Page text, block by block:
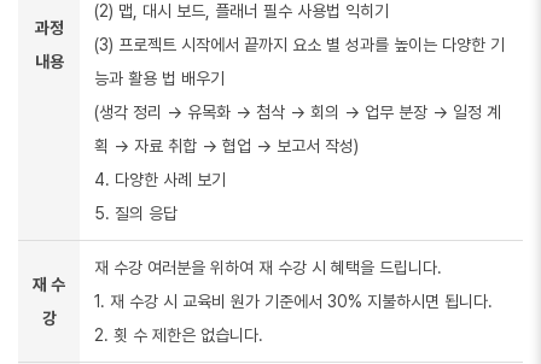
과정
내용
(2) 맵, 대시 보드, 플래너 필수 사용법 익히기
(3) 프로젝트 시작에서 끝까지 요소 별 성과를 높이는 다양한 기
능과 활용 법 배우기
(생각 정리 → 유목화 → 첨삭 → 회의 → 업무 분장 → 일정 계
획 → 자료 취합 → 협업 → 보고서 작성)
4. 다양한 사례 보기
5. 질의 응답
재 수
강
재 수강 여러분을 위하여 재 수강 시 혜택을 드립니다.
1. 재 수강 시 교육비 원가 기준에서 30% 지불하시면 됩니다.
2. 횟 수 제한은 없습니다.